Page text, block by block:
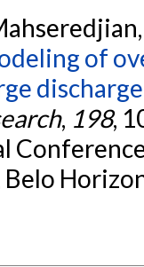
of
, 198,
Belo